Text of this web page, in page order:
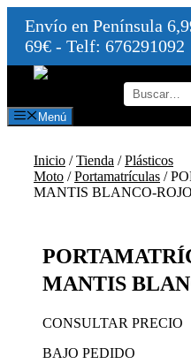
Envío en Península
69€ - Telf: 676291092
Saltar
contenido
Menú
Inicio /Tienda /Plásticos
Moto /Portamatrículas /
MANTIS BLANCO-ROJO
MANTIS
CONSULTAR PRECIO
BAJO PEDIDO